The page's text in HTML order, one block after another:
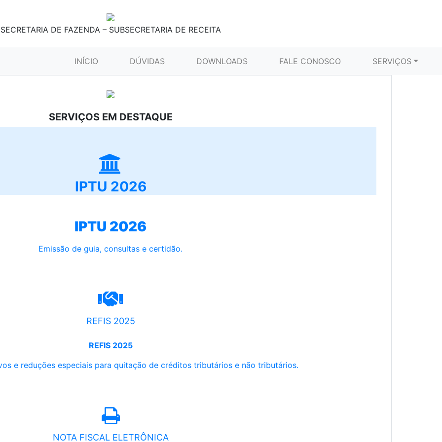
SECRETARIA DE FAZENDA – SUBSECRETARIA DE RECEITA
INÍCIO (CURRENT)DÚVIDAS DOWNLOADS FALE CONOSCO SERVIÇOS
SERVIÇOS EM DESTAQUE
IPTU 2026
IPTU 2026
Emissão de guia, consultas e certidão.
REFIS 2025
REFIS 2025
e reduções especiais para quitação de créditos tributários e não tributários.
NOTA FISCAL ELETRÔNICA